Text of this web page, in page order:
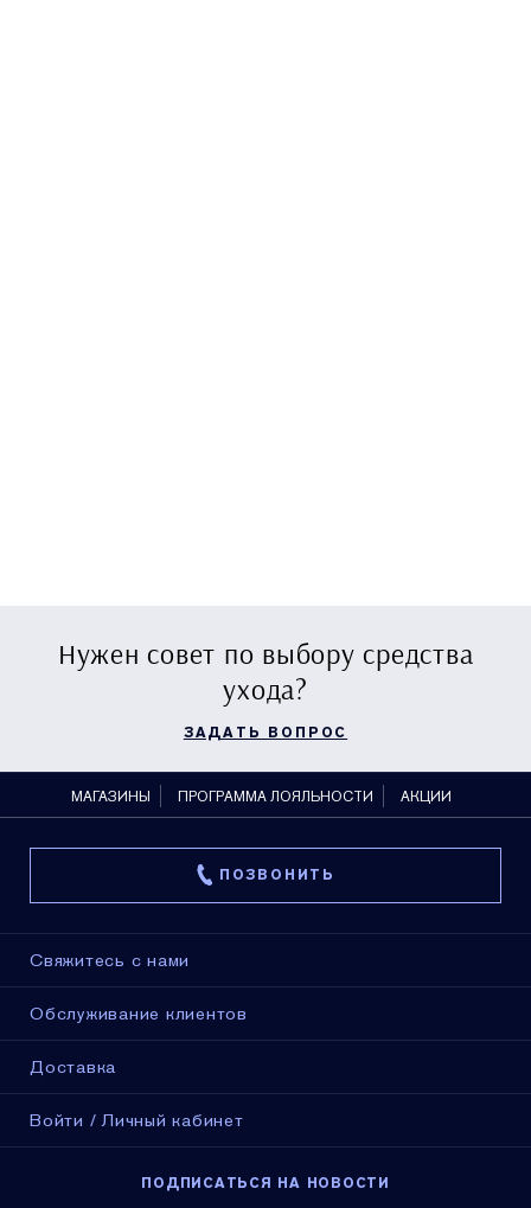
Нужен совет по выбору средства
ухода?
ЗАДАТЬ ВОПРОС
МАГАЗИНЫ ПРОГРАММА ЛОЯЛЬНОСТИ АКЦИИ
ПОЗВОНИТЬ
Свяжитесь с нами
Обслуживание клиентов
Доставка
Войти / Личный кабинет
ПОДПИСАТЬСЯ НА НОВОСТИ